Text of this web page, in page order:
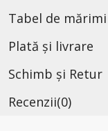
Tabel de mărimi
Plată și livrare
Schimb și Retur
Recenzii(0)